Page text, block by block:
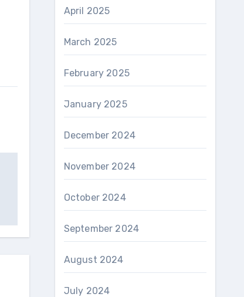
April 2025
March 2025
February 2025
January 2025
December 2024
November 2024
October 2024
September 2024
August 2024
July 2024